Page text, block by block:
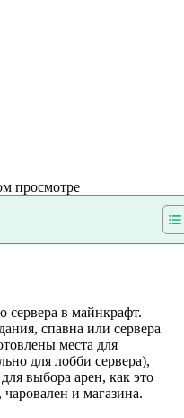
просмотре
сервера в майнкрафт.
спавна или сервера
места для
для лобби сервера),
выбора арен, как это
и магазина.